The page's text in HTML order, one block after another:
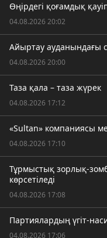
Өңірдегі қоғамдық
04.08.2026 20:02
Айыртау ауданындағы
04.08.2026 20:00
Таза қала – таза жүрек
04.08.2026 17:12
«Sultan» компаниясы
04.08.2026 17:10
Тұрмыстық зорлық-
көрсетіледі
04.08.2026 17:08
Партиялардың үгіт-
04.08.2026 17:06